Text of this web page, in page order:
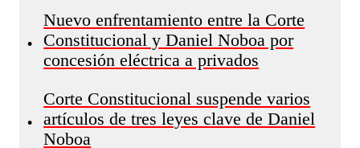
•
Nuevo enfrentamiento entre la Corte
Constitucional y Daniel Noboa por
concesión eléctrica a privados
•
Corte Constitucional suspende varios
artículos de tres leyes clave de Daniel
Noboa